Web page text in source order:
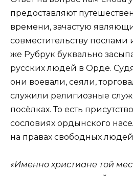
предоставляют
времени, зачастую
совместительству послами
же Рубрук буквально
русских людей в Орде.
они воевали, сеяли,
служили религиозные
посёлках. То есть
сословиях ордынского
на правах свободных
«Именно христиане той